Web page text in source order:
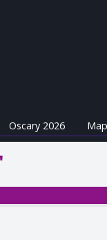
Oscary 2026